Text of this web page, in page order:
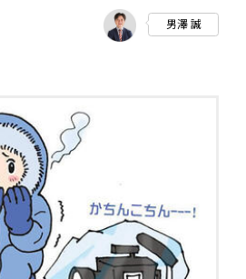
男澤 誠